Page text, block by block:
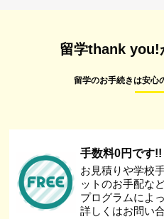
留学thank you!
留学のお手続きは安
手数料0円です!!
お見積りや学校
ットのお手配な
プログラムによ
詳しくはお問い